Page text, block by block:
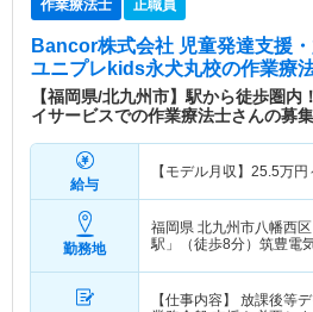
作業療法士 正職員
Bancor株式会社 児童発達支援
ユニプレkids永犬丸校の作業療
【福岡県/北九州市】駅から徒歩圏
イサービスでの作業療法士さんの募
給与
【モデル月収】 25.5万円
勤務地
福岡県 北九州市八幡西区
駅」（徒歩8分）筑豊電
【仕事内容】 放課後等